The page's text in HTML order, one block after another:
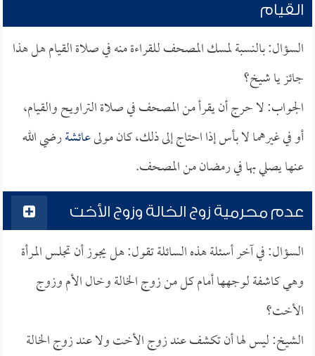
القيام
السؤال: بالنسبة لمسك المصحف للقراءة منه في صلاة القيام هل هذا
جائز يا شيخ؟
الجواب: لا حرج أن يقرأ من المصحف في صلاة التراويح والقيام،
أو في غيرهما لا بأس إذا احتاج إلى ذلك، كان مولىعائشةرضي الله
عنها يصلي بها في رمضان من المصحف.
عدم محرمية زوج الخالة وزوج الأخت
السؤال: في آخر أسئلة هذه السائلة تقول: هل يجوز أن تجلس المرأة
وهي كاشفة لوجهها أمام كل من زوج الخالة وخال الأم وزوج
الأخت؟
الشيخ: ليس لها أن تكشف عند زوج الأخت ولا عند زوج الخالة